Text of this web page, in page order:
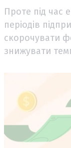
Проте під час
періодів
скорочувати
знижувати